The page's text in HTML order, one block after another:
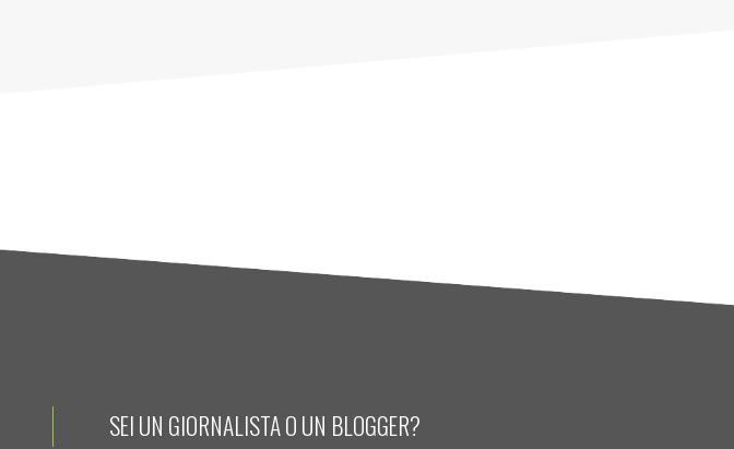
SEI UN GIORNALISTA O UN BLOGGER?